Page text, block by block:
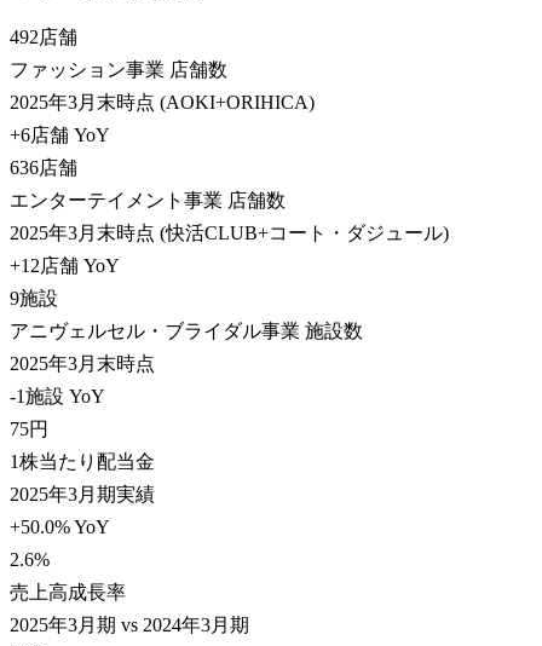
492店舗
ファッション事業 店舗数
2025年3月末時点 (AOKI+ORIHICA)
+6店舗 YoY
636店舗
エンターテイメント事業 店舗数
2025年3月末時点 (快活CLUB+コート・ダジュール)
+12店舗 YoY
9施設
アニヴェルセル・ブライダル事業 施設数
2025年3月末時点
-1施設 YoY
75円
1株当たり配当金
2025年3月期実績
+50.0% YoY
2.6%
売上高成長率
2025年3月期 vs 2024年3月期